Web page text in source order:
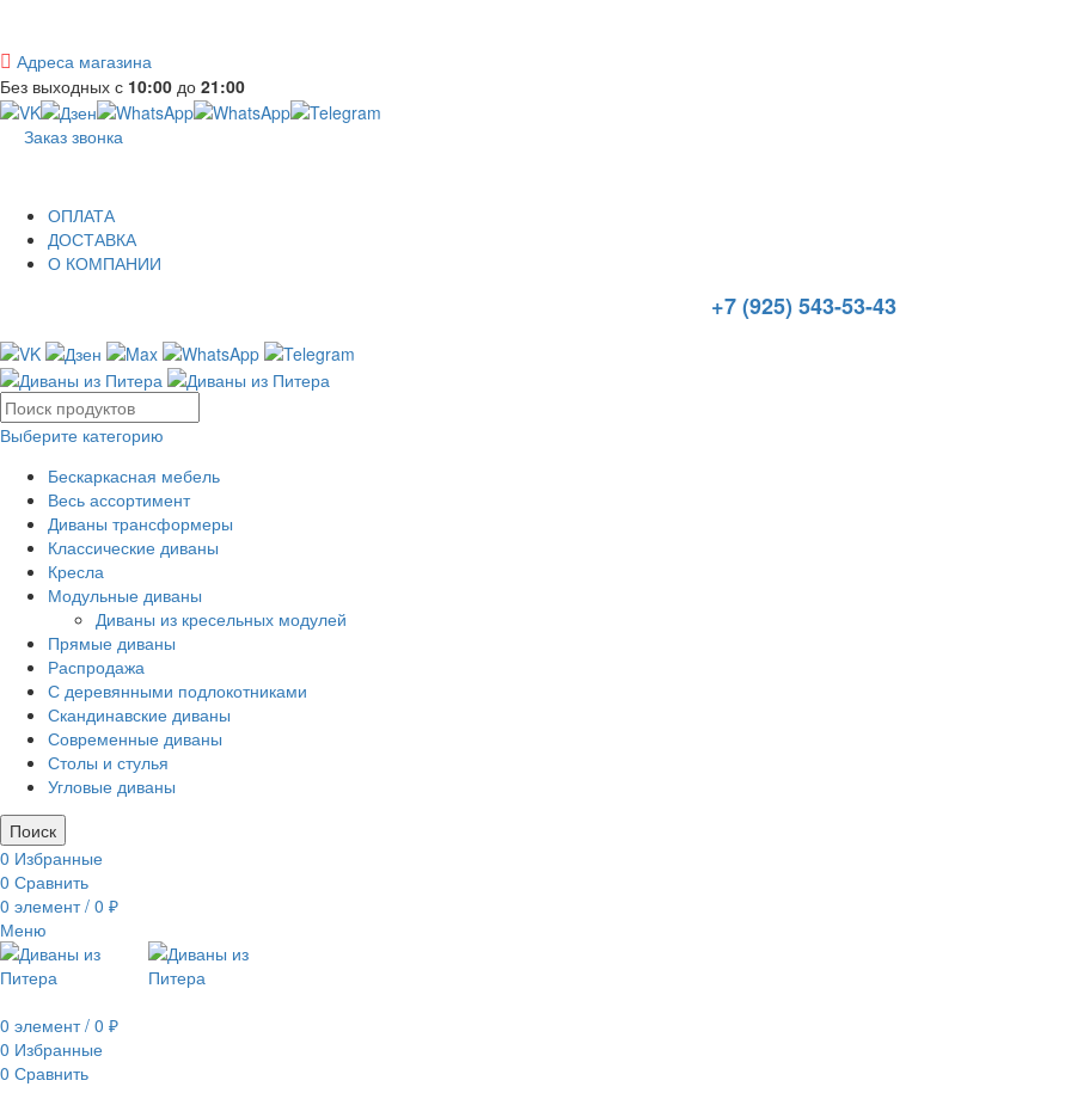
Адреса магазина
Без выходных с 10:00 до 21:00
Заказ звонка
ОПЛАТА
ДОСТАВКА
О КОМПАНИИ
+7 (925) 543-53-43
Выберите категорию
Бескаркасная мебель
Весь ассортимент
Диваны трансформеры
Классические диваны
Кресла
Модульные диваны
Диваны из кресельных модулей
Прямые диваны
Распродажа
С деревянными подлокотниками
Скандинавские диваны
Современные диваны
Столы и стулья
Угловые диваны
Поиск
0 Избранные
0 Сравнить
0 элемент / 0 ₽
Меню
0 элемент / 0 ₽
0 Избранные
0 Сравнить